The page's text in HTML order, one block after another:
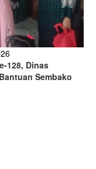
128, Dinas
Sembako